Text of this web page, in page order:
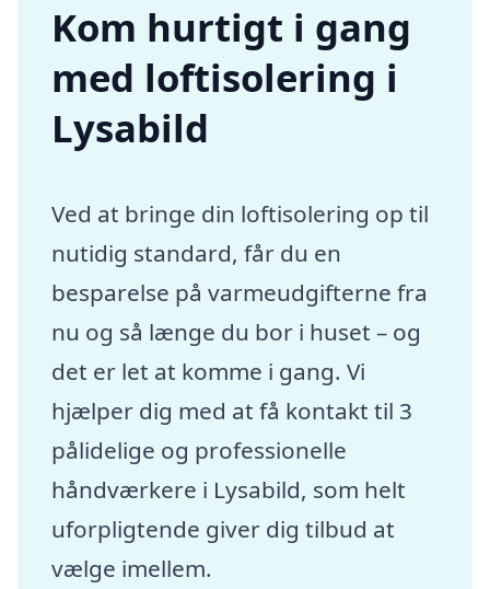
Kom hurtigt i gang
med loftisolering i
Lysabild
Ved at bringe din loftisolering op til
nutidig standard, får du en
besparelse på varmeudgifterne fra
nu og så længe du bor i huset – og
det er let at komme i gang. Vi
hjælper dig med at få kontakt til 3
pålidelige og professionelle
håndværkere i Lysabild, som helt
uforpligtende giver dig tilbud at
vælge imellem.